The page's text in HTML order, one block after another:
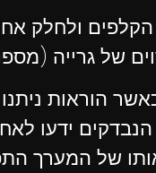
ולחלק
של גרייה
הוראות
ידעו
של המערך